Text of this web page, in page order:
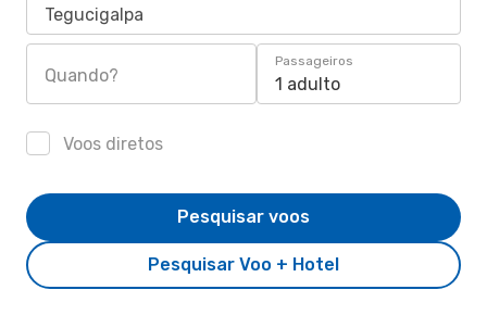
Tegucigalpa
Quando?
Passageiros
1 adulto
Voos diretos
Pesquisar Voo + Hotel
Pesquisar voos